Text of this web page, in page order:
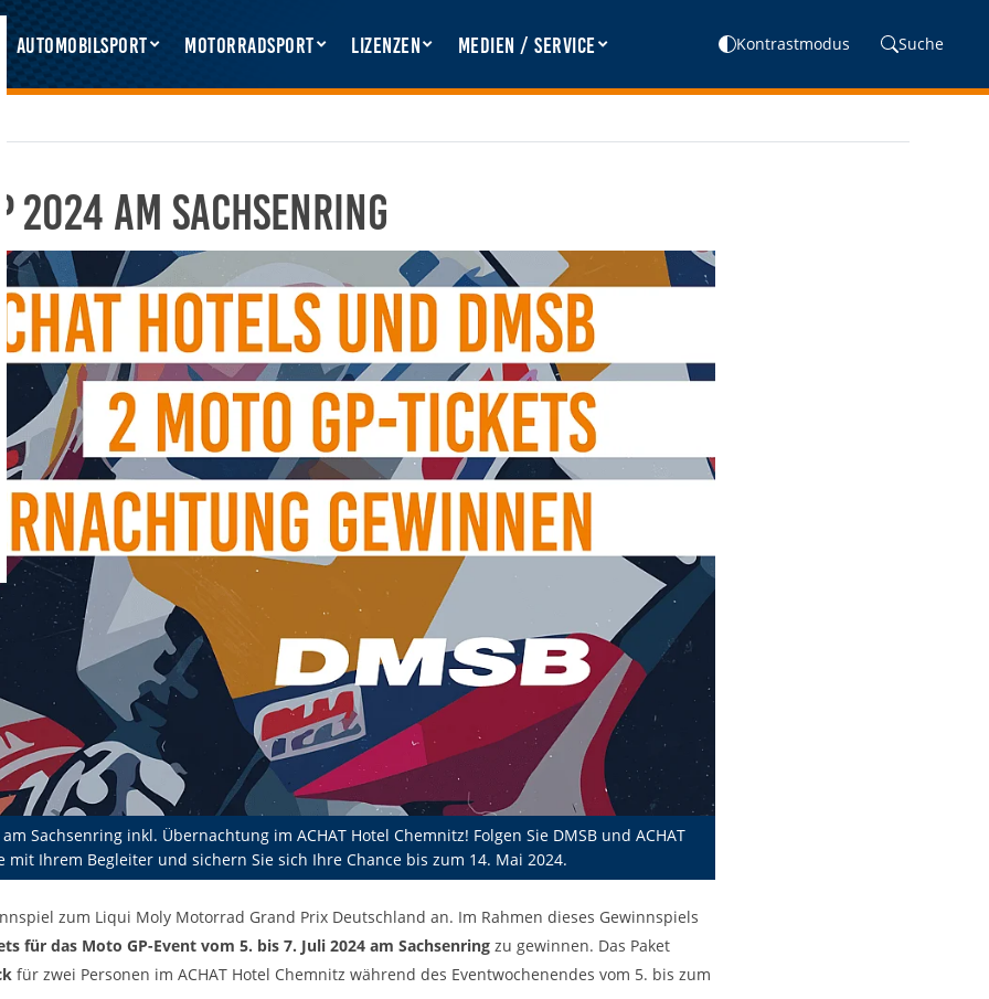
Automobilsport Motorradsport Lizenzen Medien / Service Kontrastmodus Suche
2024 am Sachsenring
Sachsenring inkl. Übernachtung im ACHAT Hotel Chemnitz! Folgen Sie DMSB und ACHAT
Ihrem Begleiter und sichern Sie sich Ihre Chance bis zum 14. Mai 2024.
zum Liqui Moly Motorrad Grand Prix Deutschland an. Im Rahmen dieses Gewinnspiels
für das Moto GP-Event vom 5. bis 7. Juli 2024 am Sachsenring zu gewinnen. Das Paket
für zwei Personen im ACHAT Hotel Chemnitz während des Eventwochenendes vom 5. bis zum